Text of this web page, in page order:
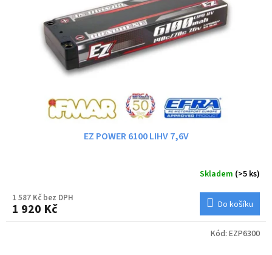
EZ POWER 6100 LIHV 7,6V
Skladem (>5 ks)
1 587 Kč bez DPH
1 920 Kč Do košíku
Kód: EZP6300